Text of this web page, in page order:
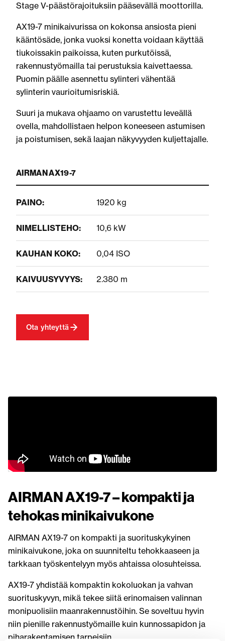
Stage V-päästörajoituksiin pääsevällä moottorilla.
AX19-7 minikaivurissa on kokonsa ansiosta pieni
kääntösäde, jonka vuoksi konetta voidaan käyttää
tiukoissakin paikoissa, kuten purkutöissä,
rakennustyömailla tai perustuksia kaivettaessa.
Puomin päälle asennettu sylinteri vähentää
sylinterin vaurioitumisriskiä.
Suuri ja mukava ohjaamo on varustettu leveällä
ovella, mahdollistaen helpon koneeseen astumisen
ja poistumisen, sekä laajan näkyvyyden kuljettajalle.
AIRMAN AX19-7
PAINO: 1920 kg
NIMELLISTEHO: 10,6 kW
KAUHAN KOKO: 0,04 ISO
KAIVUUSYVYYS: 2.380 m
Ota yhteyttä
AIRMAN AX19-7 – kompakti ja
tehokas minikaivukone
AIRMAN AX19-7 on kompakti ja suorituskykyinen
minikaivukone, joka on suunniteltu tehokkaaseen ja
tarkkaan työskentelyyn myös ahtaissa olosuhteissa.
AX19-7 yhdistää kompaktin kokoluokan ja vahvan
suorituskyvyn, mikä tekee siitä erinomaisen valinnan
monipuolisiin maanrakennustöihin. Se soveltuu hyvin
niin pienille rakennustyömaille kuin kunnossapidon ja
piharakentamisen tarpeisiin.